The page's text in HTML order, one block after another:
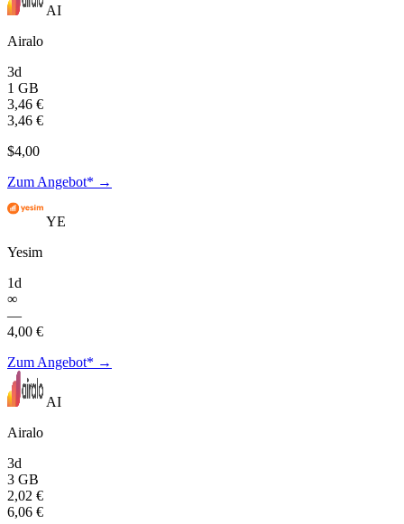
AI
Airalo
3d
1 GB
3,46 €
3,46 €
$4,00
Zum Angebot* →
YE
Yesim
1d
∞
—
4,00 €
Zum Angebot* →
AI
Airalo
3d
3 GB
2,02 €
6,06 €